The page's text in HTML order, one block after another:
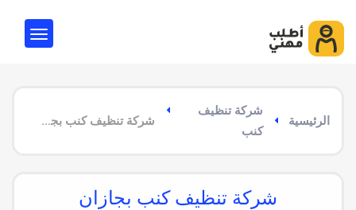
الرئيسية
شركة تنظيف
كنب
شركة تنظيف كنب بجازان
شركة تنظيف كنب بجازان